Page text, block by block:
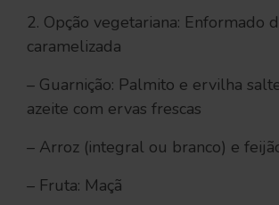
2. Opção vegetariana: Enformado
caramelizada
– Guarnição: Palmito e ervilha
azeite com ervas frescas
– Arroz (integral ou branco) e
– Fruta: Maçã